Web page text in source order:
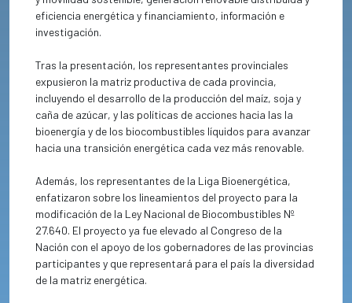
eficiencia energética y financiamiento, información e
investigación.
Tras la presentación, los representantes provinciales
expusieron la matriz productiva de cada provincia,
incluyendo el desarrollo de la producción del maíz, soja y
caña de azúcar, y las políticas de acciones hacia las la
bioenergía y de los biocombustibles líquidos para avanzar
hacia una transición energética cada vez más renovable.
Además, los representantes de la Liga Bioenergética,
enfatizaron sobre los lineamientos del proyecto para la
modificación de la Ley Nacional de Biocombustibles Nº
27.640. El proyecto ya fue elevado al Congreso de la
Nación con el apoyo de los gobernadores de las provincias
participantes y que representará para el país la diversidad
de la matriz energética.